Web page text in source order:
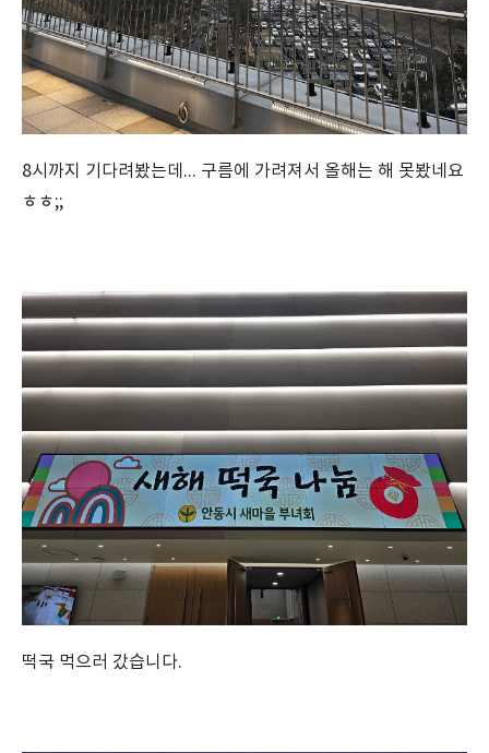
8시까지 기다려봤는데... 구름에 가려져서 올해는 해 못봤네요
ㅎㅎ;;
떡국 먹으러 갔습니다.